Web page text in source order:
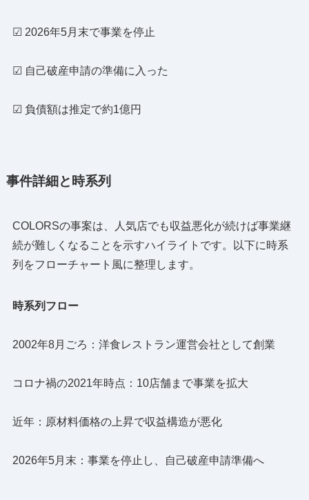
☑ 2026年5月末で事業を停止
☑ 自己破産申請の準備に入った
☑ 負債額は推定で約1億円
事件詳細と時系列
COLORSの事案は、人気店でも収益悪化が続けば事業継
続が難しくなることを示すハイライトです。以下に時系
列をフローチャート風に整理します。
時系列フロー
2002年8月ごろ：洋食レストラン運営会社として創業
コロナ禍の2021年時点：10店舗まで事業を拡大
近年：原材料価格の上昇で収益構造が悪化
2026年5月末：事業を停止し、自己破産申請準備へ